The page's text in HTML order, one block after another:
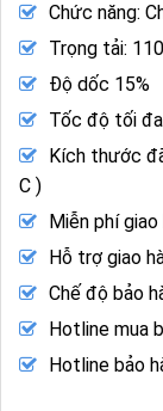
Chức năng:
Trọng tải:
Độ dốc 15%
Tốc độ tối
Kích thước
C )
Miễn phí
Hỗ trợ giao
Chế độ bảo
Hotline mua
Hotline bảo